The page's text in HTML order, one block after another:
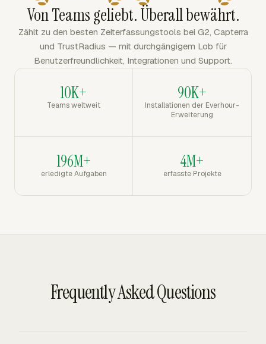
Von Teams geliebt. Überall bewährt.
Zählt zu den besten Zeiterfassungstools bei G2, Capterra
und TrustRadius — mit durchgängigem Lob für
Benutzerfreundlichkeit, Integrationen und Support.
10K+
Teams weltweit
90K+
Installationen der Everhour-
Erweiterung
196M+
erledigte Aufgaben
4M+
erfasste Projekte
Frequently Asked Questions